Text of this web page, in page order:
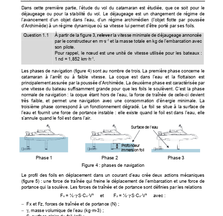
Dans  cette  première  partie,  l’étude  du  vol  du catamaran  est  étudiée,  que  ce  soit  pour  le
déjaugeage  ou  pour  la  stabilité  du  vol. Le  déjaugeage  est  un  changement  de  régime  de
l’avancement  d’un  objet  dans  l’eau,  d’un  régime
  archimédien  (l’objet  flotte  par  poussée
d’Archimède) à un régime dynamique où sa vitesse lui permet d’être porté par ses foils.
Question 1.1
À partir de la figure 3, relever la vitesse minimale de déjaugeage annoncée
par le constructeur en m·s-1 et la masse totale en kg de l’embarcation avec
son pilote.
Pour rappel, le nœud est une unité de  vitesse  utilisée  pour  les  bateaux  :
1 nd = 1,852 km·h-1.
Les phases de navigation (figure 4) sont au nombre de trois. La première phase concerne le
catamaran  à  l’arrêt  ou  à  faible  vitesse.  La  coque  est  dans  l’eau  et  la  flottaison  est
principalement assurée par la poussée d’Archimède. La deuxième phase est caractérisée par
une vitesse du bateau suffisamment grande pour que les foils le soulèvent. C’est la phase
normale de navigation : la coque étant hors de l’eau, la force de traînée de celle-ci devient
très  faible,  et  permet  une  navigation  avec  une  consommation  d’énergie  minimale.  La
troisième  phase  correspond  à  un  fonctionnement  dégradé.  Le  foil  se  situe  à  la  surface  de
l’eau et fournit une force de portance instable : elle existe quand le foil est dans l’eau, elle
s’annule quand le foil est dans l’air.
Figure 4 : phases de navigation
Le  profil  des  foils  en  déplacement  dans  un  courant  d’eau  crée  deux  actions  mécaniques
(figure 5) : une force de traînée qui freine le déplacement de l’embarcation et une force de
portance qui la soulève. Les forces de traînée et de portance sont définies par les relations
Fx = ½·γ·S·Cx·V²     et           Fz = ½· γ·S·Cz·V²     avec     :
−
  Fx et Fz, forces de traînée et de portance (N) ;
γ, masse volumique de l’eau (kg·m-3) ;
Phase 1 Phase 2 Phase 3
Profondeur
immersion foil
Surface de l’eau